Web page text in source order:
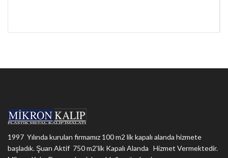
1997 Yılında kurulan firmamız 100 m2 lik kapalı alanda hizmete
başladık. Şuan Aktif 750 m2'lik Kapalı Alanda Hizmet Vermektedir.